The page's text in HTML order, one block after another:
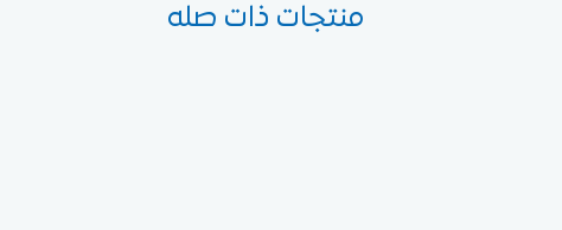
منتجات ذات صله